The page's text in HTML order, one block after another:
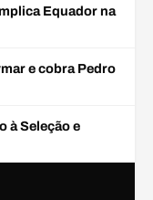
Equador na
e cobra Pedro
à Seleção e